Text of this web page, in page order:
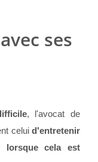
ses
, l'avocat de
celui d'entretenir
lorsque cela est